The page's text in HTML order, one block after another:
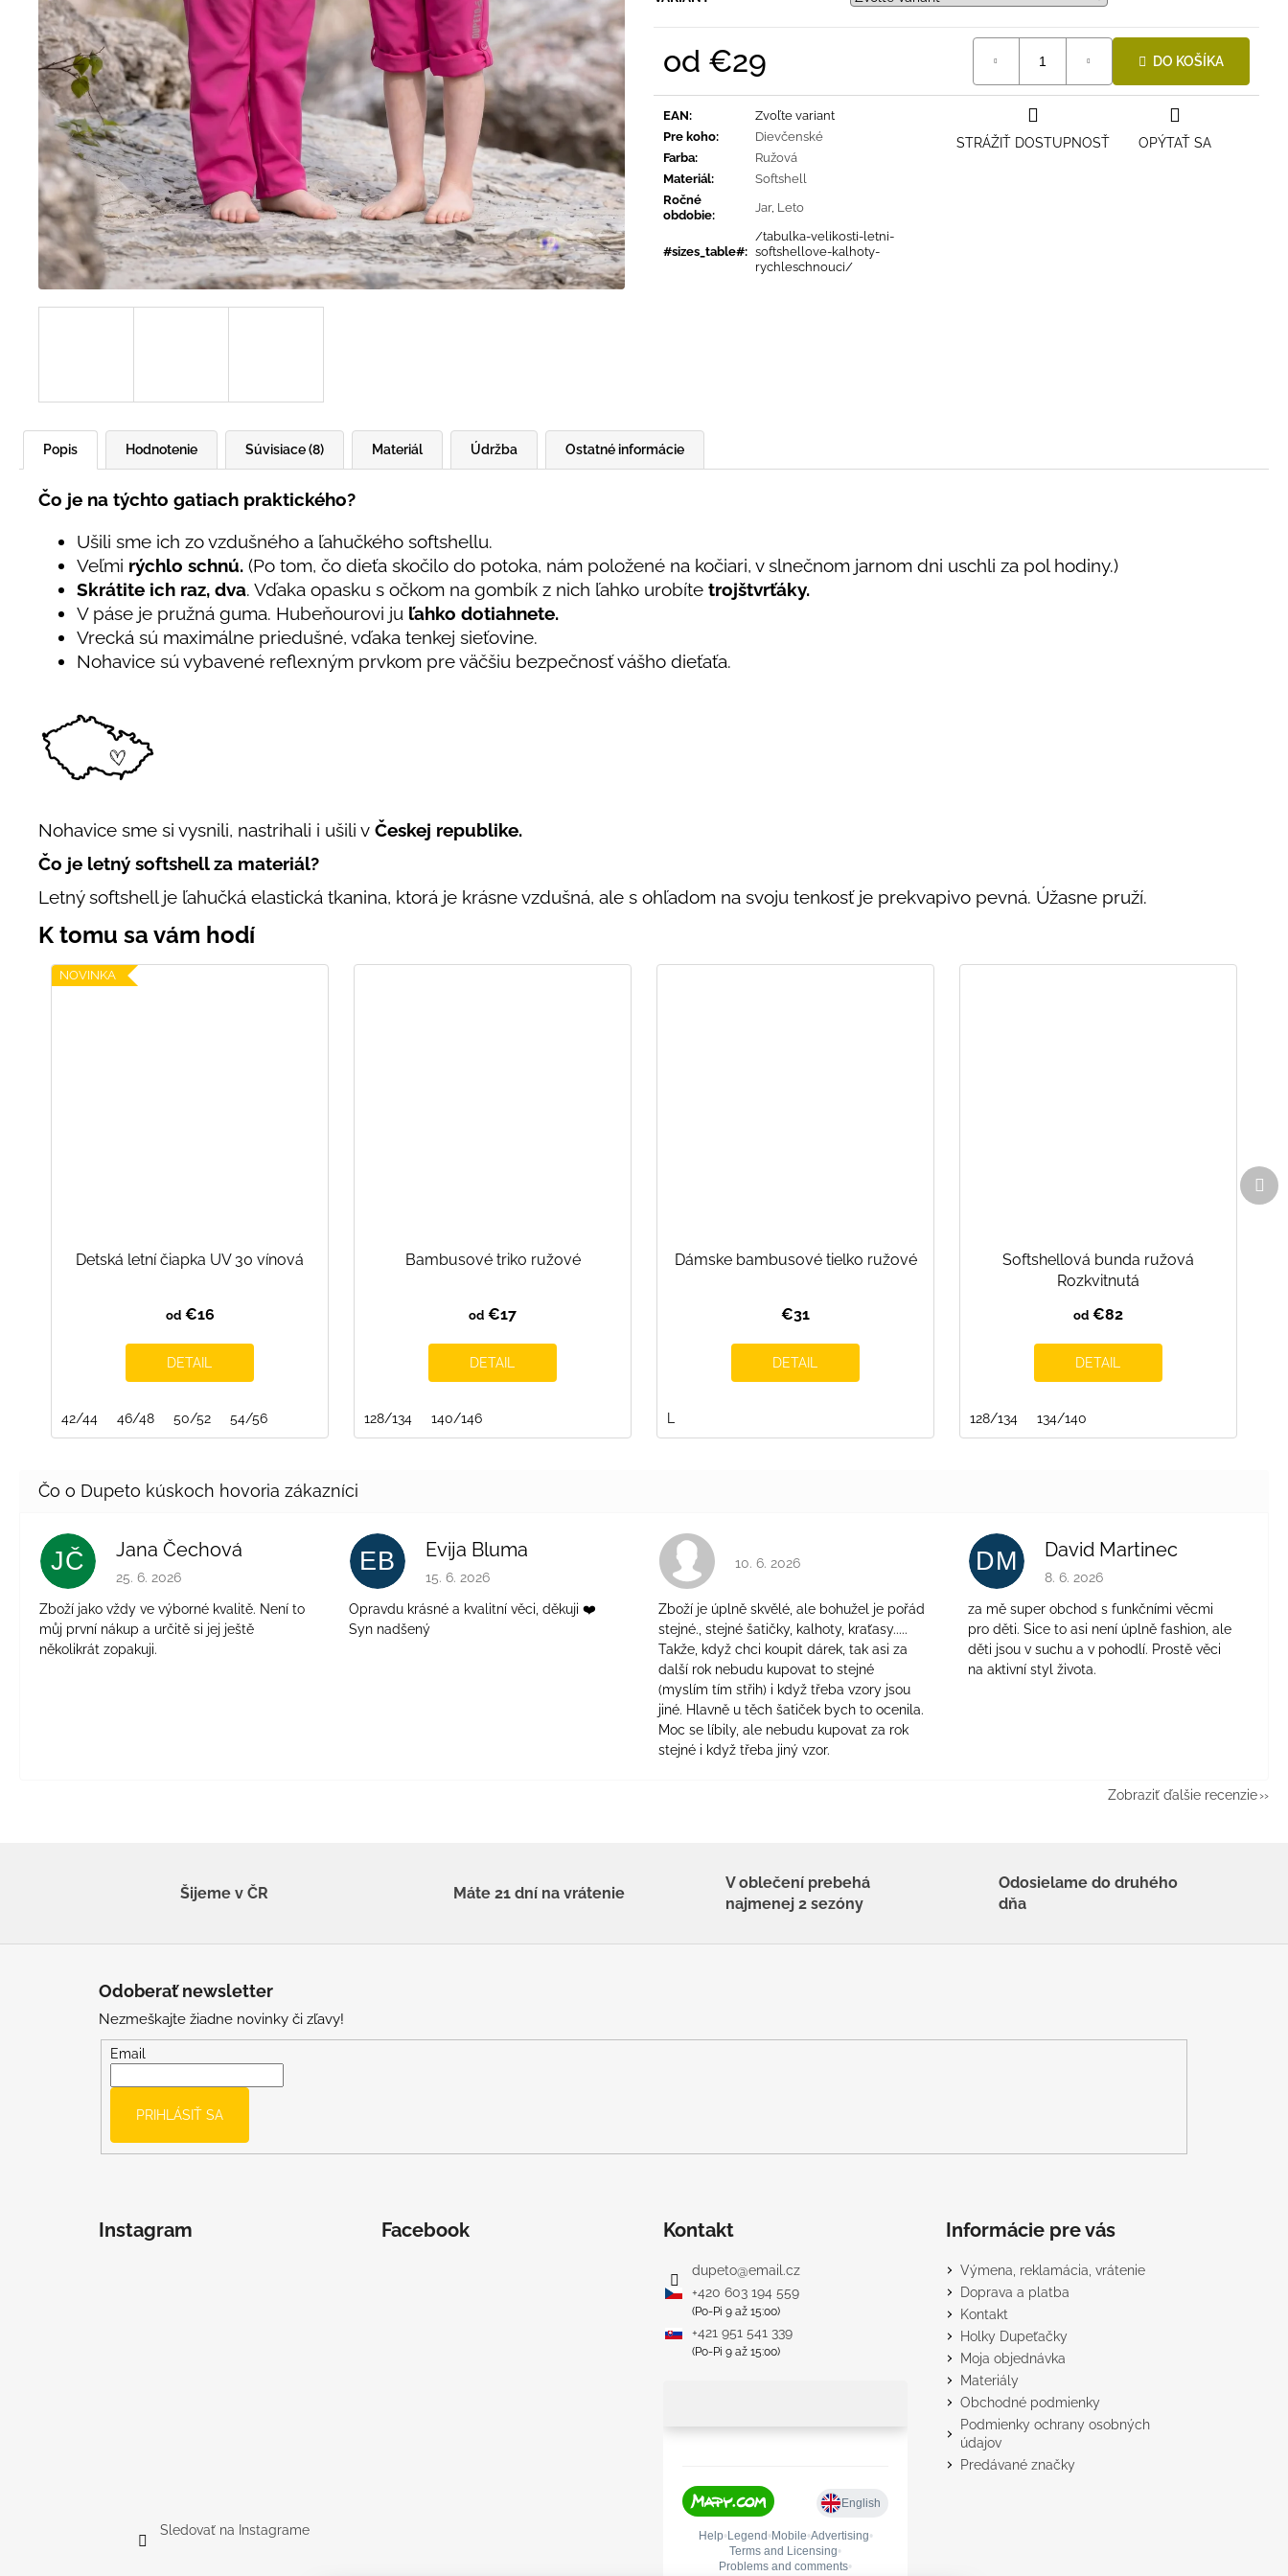
od €29 DO KOŠÍKA
EAN:
Zvoľte variant
Pre koho:
Dievčenské
Farba:
Ružová
Materiál:
Softshell
Ročné
obdobie:
Jar, Leto
#sizes_table#:
/tabulka-velikosti-letni-
softshellove-kalhoty-
rychleschnouci/
OPÝTAŤ SA
STRÁŽIŤ DOSTUPNOSŤ
Popis Hodnotenie Súvisiace (8) Ostatné informácie
Materiál Údržba
Čo je na týchto gatiach praktického?
Ušili sme ich zo vzdušného a ľahučkého softshellu.
Veľmi rýchlo schnú. (Po tom, čo dieťa skočilo do potoka, nám položené na kočiari, v slnečnom jarnom dni uschli za pol hodiny.)
Skrátite ich raz, dva. Vďaka opasku s očkom na gombík z nich ľahko urobíte trojštvrťáky.
V páse je pružná guma. Hubeňourovi ju ľahko dotiahnete.
Vrecká sú maximálne priedušné, vďaka tenkej sieťovine.
Nohavice sú vybavené reflexným prvkom pre väčšiu bezpečnosť vášho dieťaťa.
Nohavice sme si vysnili, nastrihali i ušili v Českej republike.
Čo je letný softshell za materiál?
Letný softshell je ľahučká elastická tkanina, ktorá je krásne vzdušná, ale s ohľadom na svoju tenkosť je prekvapivo pevná. Úžasne pruží.
NOVINKA
Detská letní čiapka UV 30 vínová
od€16
DETAIL
42/44 46/48 50/52 54/56
Bambusové triko ružové
od €17
DETAIL
128/134 140/146
Dámske bambusové tielko ružové
€31
DETAIL
Softshellová bunda ružová
Rozkvitnutá
od €82
DETAIL
128/134 134/140
JČ Jana Čechová
Hodnotenie obchodu je 5 z 5 hviezdičiek.
25. 6. 2026
Zboží jako vždy ve výborné kvalitě. Není to
můj první nákup a určitě si jej ještě
několikrát zopakuji.
EB Evija Bluma
Hodnotenie obchodu je 5 z 5 hviezdičiek.
15. 6. 2026
Opravdu krásné a kvalitní věci, děkuji ❤️
Syn nadšený
Hodnotenie obchodu je 4 z 5 hviezdičiek.
10. 6. 2026
Zboží je úplně skvělé, ale bohužel je pořád
stejné., stejné šatičky, kalhoty, kraťasy.....
Takže, když chci koupit dárek, tak asi za
další rok nebudu kupovat to stejné
(myslím tím střih) i když třeba vzory jsou
jiné. Hlavně u těch šatiček bych to ocenila.
Moc se líbily, ale nebudu kupovat za rok
stejné i když třeba jiný vzor.
DM David Martinec
Hodnotenie obchodu je 5 z 5
8. 6. 2026
za mě super obchod s funkčními věcmi
pro děti. Sice to asi není úplně fashion, ale
děti jsou v suchu a v pohodlí. Prostě věci
na aktivní styl života.
Zobraziť ďalšie recenzie
€16
€16
€18
Šijeme v ČR Máte 21 dní na vrátenie
V oblečení prebehá
najmenej 2 sezóny
Odosielame do druhého
dňa
Odoberať newsletter
Nezmeškajte žiadne novinky či zľavy!
Email
PRIHLÁSIŤ SA
Instagram
Sledovať na Instagrame
Facebook Kontakt
dupeto@email.cz
+420 603 194 559
(Po-Pi 9 až 15:00)
+421 951 541 339
(Po-Pi 9 až 15:00)
Informácie pre vás
Výmena, reklamácia, vrátenie
Doprava a platba
Kontakt
Holky Dupeťačky
Moja objednávka
Materiály
Obchodné podmienky
Podmienky ochrany osobných
údajov
Predávané značky